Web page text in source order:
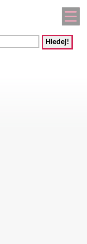
Hledej!